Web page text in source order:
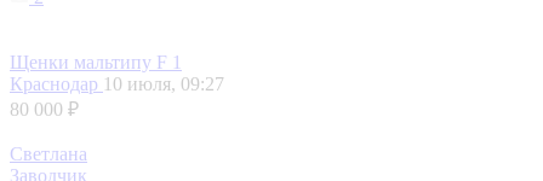
Щенки мальтипу F 1
Краснодар 10 июля, 09:27
80 000 ₽
Светлана
Заводчик